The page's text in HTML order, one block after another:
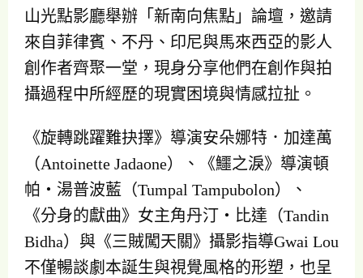
山光點影廳舉辦「新南向焦點」論壇，邀請
來自菲律賓、不丹、印尼與馬來西亞的影人
創作者齊聚一堂，現身分享他們在創作與拍
攝過程中所經歷的現實困境與情感拉扯。
《旋轉跳躍難抉擇》導演安朵娜特．加達萬
（Antoinette Jadaone）、《鱷之淚》導演頓
帕・湯普波藍（Tumpal Tampubolon）、
《分身的獻曲》女主角丹汀・比達（Tandin
Bidha）與《三賊闖天關》攝影指導Gwai Lou
不僅暢談劇本誕生與視覺風格的形塑，也呈